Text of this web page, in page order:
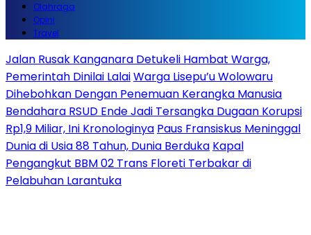
Olahraga
Opini
Travel
Jalan Rusak Kanganara Detukeli Hambat Warga,
Pemerintah Dinilai LalaiWarga Lisepu’u Wolowaru
Dihebohkan Dengan Penemuan Kerangka Manusia
Bendahara RSUD Ende Jadi Tersangka Dugaan Korupsi
Rp1,9 Miliar, Ini Kronologinya Paus Fransiskus Meninggal
Dunia di Usia 88 Tahun, Dunia Berduka Kapal
Pengangkut BBM 02 Trans Floreti Terbakar di
Pelabuhan Larantuka